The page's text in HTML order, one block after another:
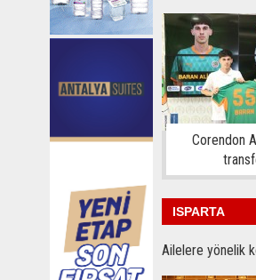
KAMPÜS
Corendon
ISPARTA
Ailelere yönelik